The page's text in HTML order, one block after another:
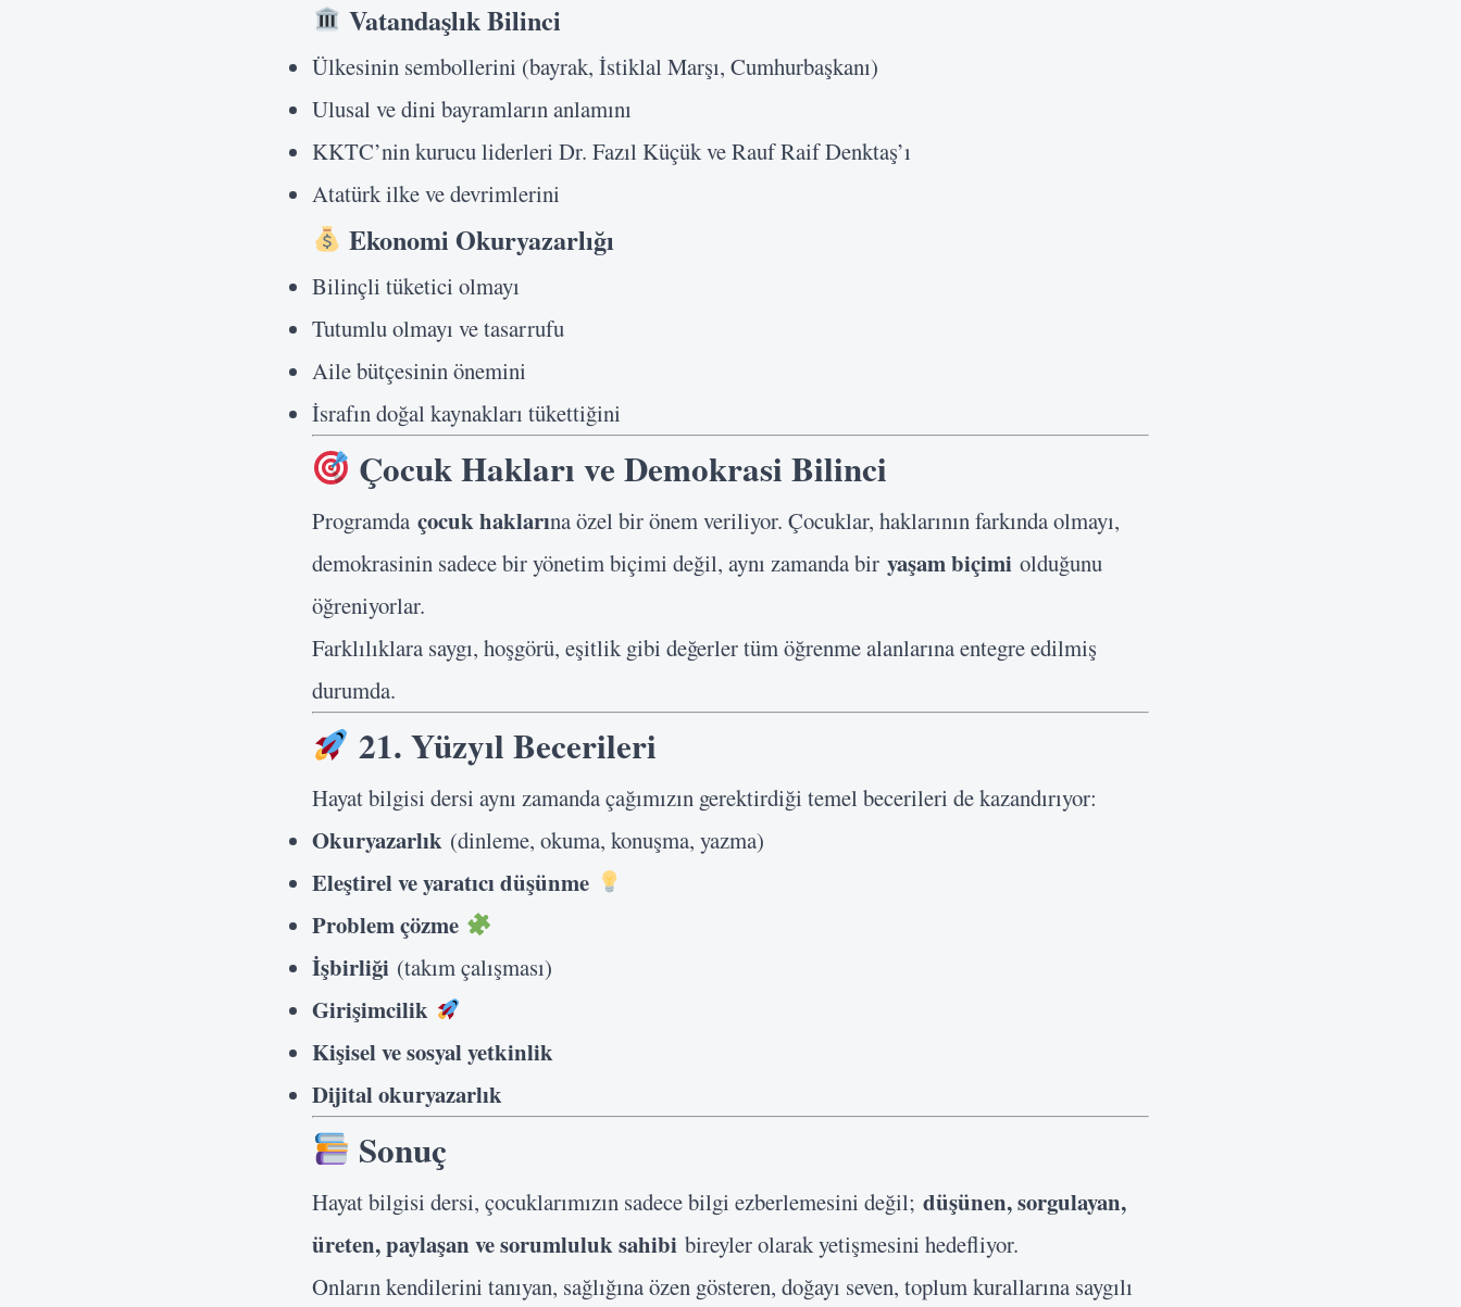
Vatandaşlık Bilinci
Ülkesinin sembollerini (bayrak, İstiklal Marşı, Cumhurbaşkanı)
Ulusal ve dini bayramların anlamını
KKTC’nin kurucu liderleri Dr. Fazıl Küçük ve Rauf Raif Denktaş’ı
Atatürk ilke ve devrimlerini
Ekonomi Okuryazarlığı
Bilinçli tüketici olmayı
Tutumlu olmayı ve tasarrufu
Aile bütçesinin önemini
İsrafın doğal kaynakları tükettiğini
Çocuk Hakları ve Demokrasi Bilinci
Programda çocuk haklarına özel bir önem veriliyor. Çocuklar, haklarının farkında olmayı,
demokrasinin sadece bir yönetim biçimi değil, aynı zamanda bir yaşam biçimi olduğunu
öğreniyorlar.
Farklılıklara saygı, hoşgörü, eşitlik gibi değerler tüm öğrenme alanlarına entegre edilmiş
durumda.
21. Yüzyıl Becerileri
Hayat bilgisi dersi aynı zamanda çağımızın gerektirdiği temel becerileri de kazandırıyor:
Okuryazarlık (dinleme, okuma, konuşma, yazma)
Eleştirel ve yaratıcı düşünme
Problem çözme
İşbirliği (takım çalışması)
Girişimcilik
Kişisel ve sosyal yetkinlik
Dijital okuryazarlık
Sonuç
Hayat bilgisi dersi, çocuklarımızın sadece bilgi ezberlemesini değil; düşünen, sorgulayan,
üreten, paylaşan ve sorumluluk sahibi bireyler olarak yetişmesini hedefliyor.
Onların kendilerini tanıyan, sağlığına özen gösteren, doğayı seven, toplum kurallarına saygılı